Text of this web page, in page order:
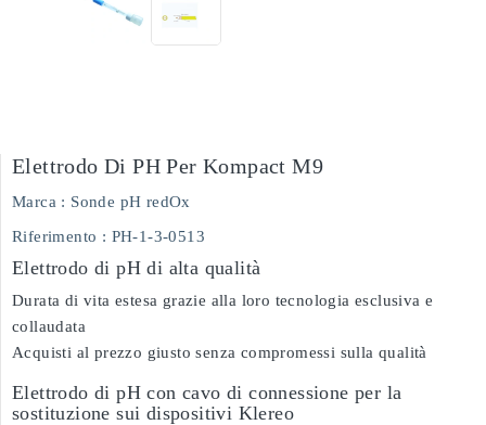
Elettrodo Di PH Per Kompact M9
Marca : Sonde pH redOx
Riferimento : PH-1-3-0513
Elettrodo di pH di alta qualità
Durata di vita estesa grazie alla loro tecnologia esclusiva e
collaudata
Acquisti al prezzo giusto senza compromessi sulla qualità
Elettrodo di pH con cavo di connessione per la
sostituzione sui dispositivi Klereo